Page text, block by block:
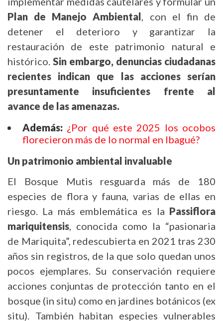
Plan de Manejo Ambiental, con el fin de
detener el deterioro y garantizar la
restauración de este patrimonio natural e
histórico. Sin embargo, denuncias ciudadanas
recientes indican que las acciones serían
presuntamente insuficientes frente al
avance de las amenazas.
Además: ¿Por qué este 2025 los ocobos
florecieron más de lo normal en Ibagué?
Un patrimonio ambiental invaluable
El Bosque Mutis resguarda más de 180
especies de flora y fauna, varias de ellas en
riesgo. La más emblemática es la Passiflora
mariquitensis, conocida como la “pasionaria
de Mariquita”, redescubierta en 2021 tras 230
años sin registros, de la que solo quedan unos
pocos ejemplares. Su conservación requiere
acciones conjuntas de protección tanto en el
bosque (in situ) como en jardines botánicos (ex
situ). También habitan especies vulnerables